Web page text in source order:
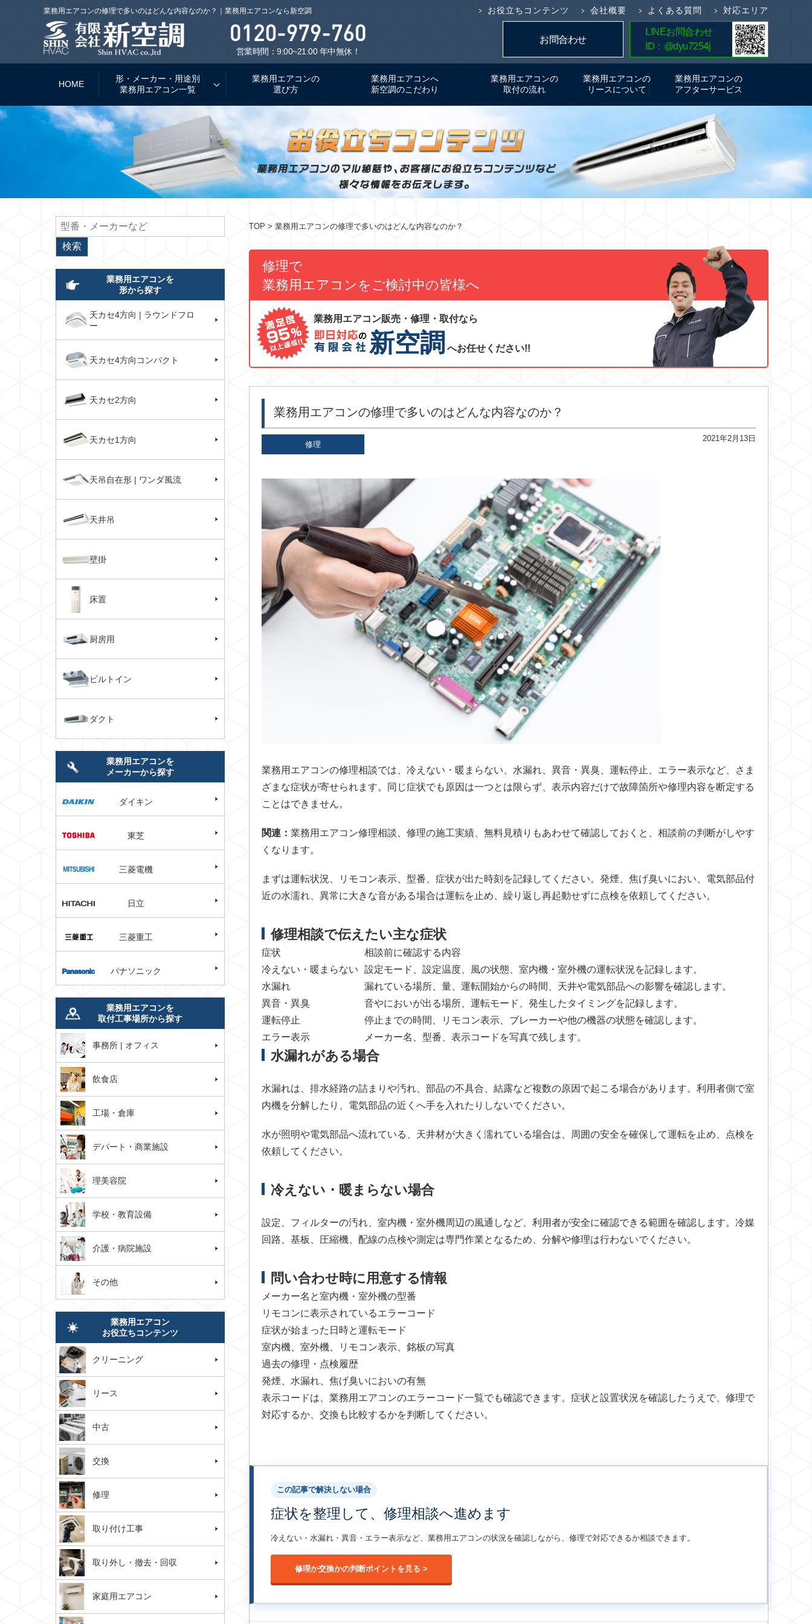
業務用エアコンの修理で多いのはどんな内容なのか？｜業務用エアコンなら新空調 お役立ちコンテンツ 会社概要 よくある質問 対応エリア
営業時間：9:00~21:00 年中無休！
簡単5分！
お見積り
お問合わせ
LINEお問合わせ
ID：@dyu7254j
HOME
形・メーカー・用途別
業務用エアコン一覧
業務用エアコンの
選び方
業務用エアコンへ
新空調のこだわり
業務用エアコンの
取付の流れ
業務用エアコンの
リースについて
業務用エアコンの
アフターサービス
TOP > 業務用エアコンの修理で多いのはどんな内容なのか？
修理で
業務用エアコンをご検討中の皆様へ
業務用エアコン販売・修理・取付なら
新空調 へお任せください!!
業務用エアコンの修理で多いのはどんな内容なのか？
2021年2月13日
修理
業務用エアコンの修理相談では、冷えない・暖まらない、水漏れ、異音・異臭、運転停止、エラー表示など、さま
ざまな症状が寄せられます。同じ症状でも原因は一つとは限らず、表示内容だけで故障箇所や修理内容を断定する
ことはできません。
関連： 業務用エアコン修理相談 修理の施工実績 無料見積り もあわせて確認しておくと、相談前の判断がしやす
くなります。
まずは運転状況、リモコン表示、型番、症状が出た時刻を記録してください。発煙、焦げ臭いにおい、電気部品付
近の水濡れ、異常に大きな音がある場合は運転を止め、繰り返し再起動せずに点検を依頼してください。
修理相談で伝えたい主な症状
症状
相談前に確認する内容
冷えない・暖まらない
設定モード、設定温度、風の状態、室内機・室外機の運転状況を記録します。
水漏れ
漏れている場所、量、運転開始からの時間、天井や電気部品への影響を確認します。
異音・異臭
音やにおいが出る場所、運転モード、発生したタイミングを記録します。
運転停止
停止までの時間、リモコン表示、ブレーカーや他の機器の状態を確認します。
エラー表示
メーカー名、型番、表示コードを写真で残します。
水漏れがある場合
水漏れは、排水経路の詰まりや汚れ、部品の不具合、結露など複数の原因で起こる場合があります。利用者側で室
内機を分解したり、電気部品の近くへ手を入れたりしないでください。
水が照明や電気部品へ流れている、天井材が大きく濡れている場合は、周囲の安全を確保して運転を止め、点検を
依頼してください。
冷えない・暖まらない場合
設定、フィルターの汚れ、室内機・室外機周辺の風通しなど、利用者が安全に確認できる範囲を確認します。冷媒
回路、基板、圧縮機、配線の点検や測定は専門作業となるため、分解や修理は行わないでください。
問い合わせ時に用意する情報
メーカー名と室内機・室外機の型番
リモコンに表示されているエラーコード
症状が始まった日時と運転モード
室内機、室外機、リモコン表示、銘板の写真
過去の修理・点検履歴
発煙、水漏れ、焦げ臭いにおいの有無
表示コードは、 業務用エアコンのエラーコード一覧でも確認できます。症状と設置状況を確認したうえで、修理で
対応するか、交換も比較するかを判断してください。
この記事で解決しない場合
症状を整理して、修理相談へ進めます
冷えない・水漏れ・異音・エラー表示など、業務用エアコンの状況を確認しながら、修理で対応できるか相談できます。
修理か交換かの判断ポイントを見る
業務用エアコンを
形から探す
天カセ4方向 | ラウンドフロ
ー
天カセ4方向コンパクト
天カセ2方向
天カセ1方向
天吊自在形 | ワンダ風流
天井吊
壁掛
床置
厨房用
ビルトイン
ダクト
業務用エアコンを
メーカーから探す
ダイキン
東芝
三菱電機
日立
三菱重工
パナソニック
業務用エアコンを
取付工事場所から探す
事務所 | オフィス
飲食店
工場・倉庫
デパート・商業施設
理美容院
学校・教育設備
介護・病院施設
その他
業務用エアコン
お役立ちコンテンツ
クリーニング
リース
中古
交換
修理
取り付け工事
取り外し・撤去・回収
家庭用エアコン